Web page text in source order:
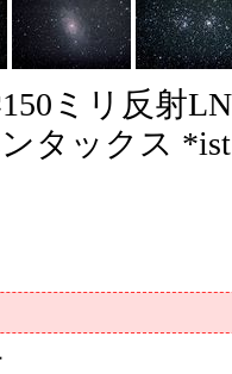
ミリ反射
タックス